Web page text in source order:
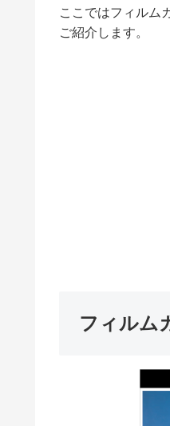
ここではフィルム
ご紹介します。
フィルム